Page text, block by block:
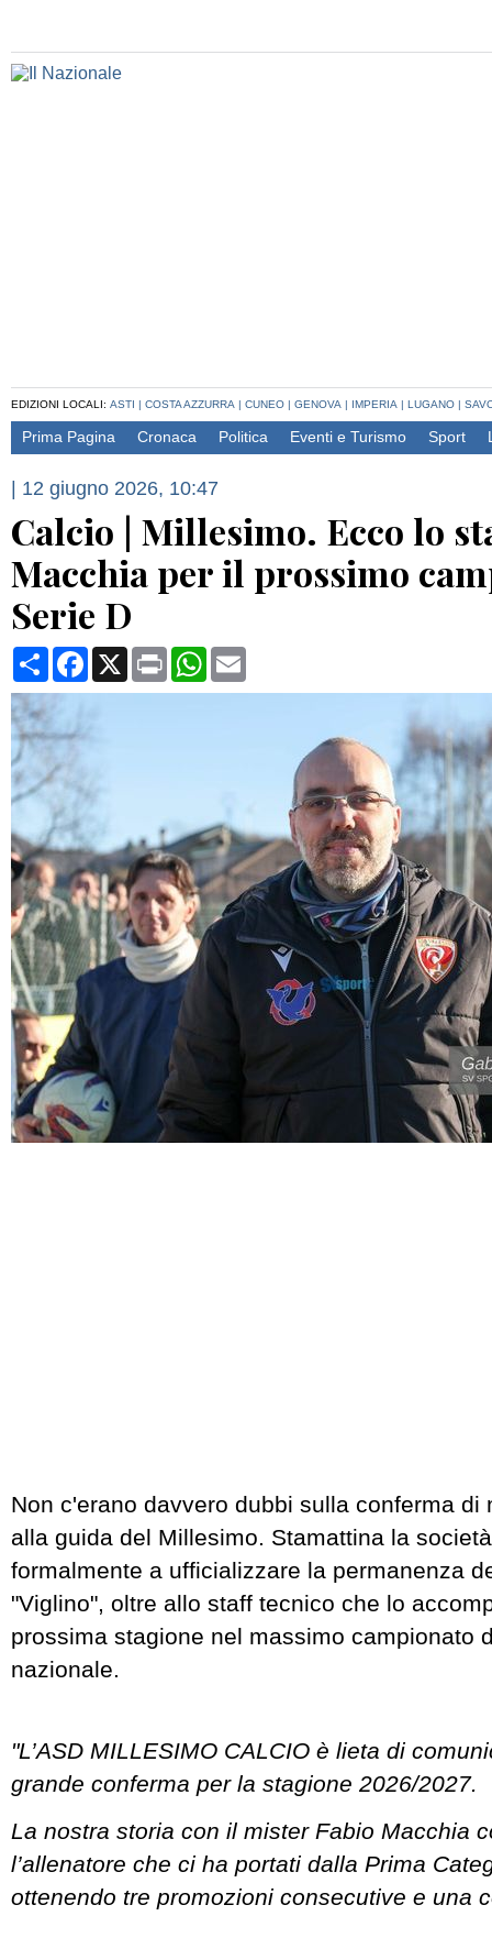
EDIZIONI LOCALI: ASTI | COSTA AZZURRA | CUNEO | GENOVA | IMPERIA | LUGANO |
Prima Pagina Cronaca Politica Eventi e Turismo Sport
| 12 giugno 2026, 10:47
Calcio | Millesimo. Ecco lo
Macchia per il prossimo
Serie D
CondividiFacebook
X Print WhatsApp
Non c'erano davvero dubbi sulla conferma di
alla guida del Millesimo. Stamattina la
formalmente a ufficializzare la permanenza
"Viglino", oltre allo staff tecnico che lo
prossima stagione nel massimo campionato
nazionale.
"L’ASD MILLESIMO CALCIO è lieta di
grande conferma per la stagione 2026/2027.
La nostra storia con il mister Fabio Macchia
l’allenatore che ci ha portati dalla Prima
ottenendo tre promozioni consecutive e una